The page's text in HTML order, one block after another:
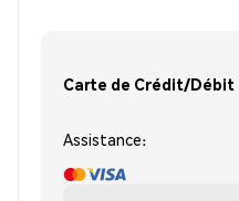
Carte de Crédit/Débit
Assistance: